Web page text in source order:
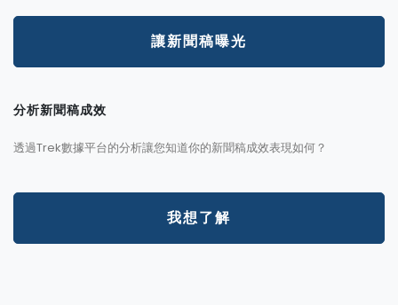
讓新聞稿曝光
分析新聞稿成效
透過Trek數據平台的分析讓您知道你的新聞稿成效表現如何？
我想了解